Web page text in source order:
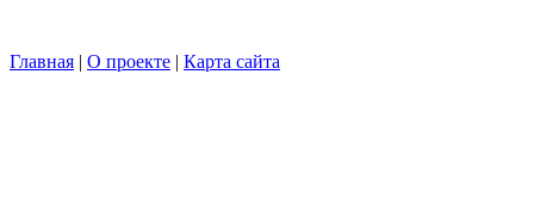
Главная | О проекте | Карта сайта